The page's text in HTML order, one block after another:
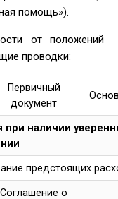
помощь»).
от положений
проводки:
Первичный
документ
наличии
предстоящих
Соглашение о